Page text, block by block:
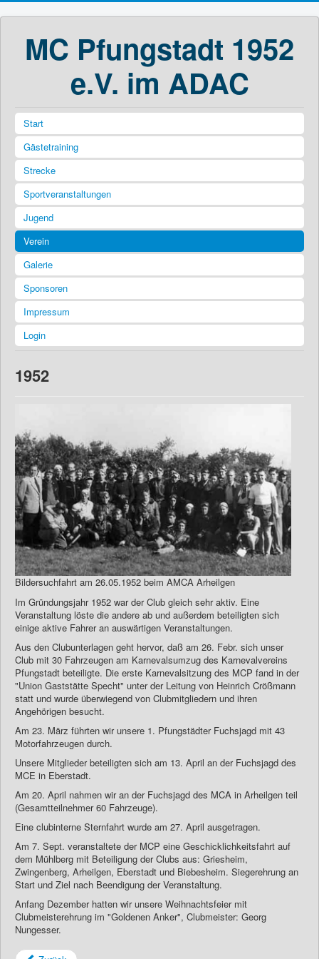
MC Pfungstadt 1952
e.V. im ADAC
Start
Gästetraining
Strecke
Sportveranstaltungen
Jugend
Verein
Galerie
Sponsoren
Impressum
Login
1952
Bildersuchfahrt am 26.05.1952 beim AMCA Arheilgen
Im Gründungsjahr 1952 war der Club gleich sehr aktiv. Eine
Veranstaltung löste die andere ab und außerdem beteiligten sich
einige aktive Fahrer an auswärtigen Veranstaltungen.
Aus den Clubunterlagen geht hervor, daß am 26. Febr. sich unser
Club mit 30 Fahrzeugen am Karnevalsumzug des Karnevalvereins
Pfungstadt beteiligte. Die erste Karnevalsitzung des MCP fand in der
"Union Gaststätte Specht" unter der Leitung von Heinrich Crößmann
statt und wurde überwiegend von Clubmitgliedern und ihren
Angehörigen besucht.
Am 23. März führten wir unsere 1. Pfungstädter Fuchsjagd mit 43
Motorfahrzeugen durch.
Unsere Mitglieder beteiligten sich am 13. April an der Fuchsjagd des
MCE in Eberstadt.
Am 20. April nahmen wir an der Fuchsjagd des MCA in Arheilgen teil
(Gesamtteilnehmer 60 Fahrzeuge).
Eine clubinterne Sternfahrt wurde am 27. April ausgetragen.
Am 7. Sept. veranstaltete der MCP eine Geschicklichkeitsfahrt auf
dem Mühlberg mit Beteiligung der Clubs aus: Griesheim,
Zwingenberg, Arheilgen, Eberstadt und Biebesheim. Siegerehrung an
Start und Ziel nach Beendigung der Veranstaltung.
Anfang Dezember hatten wir unsere Weihnachtsfeier mit
Clubmeisterehrung im "Goldenen Anker", Clubmeister: Georg
Nungesser.